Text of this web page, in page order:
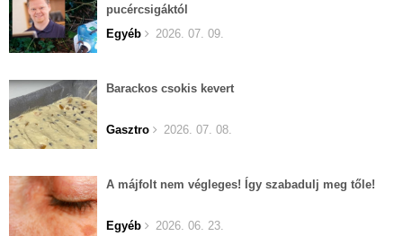
pucércsigáktól
Egyéb
2026. 07. 09.
Barackos csokis kevert
Gasztro 2026. 07. 08.
A májfolt nem végleges! Így szabadulj meg tőle!
Egyéb 2026. 06. 23.